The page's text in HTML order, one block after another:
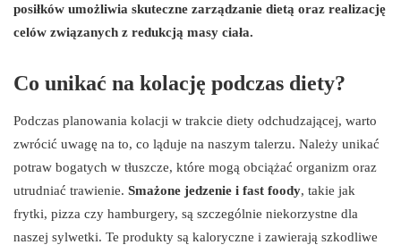
posiłków umożliwia skuteczne zarządzanie dietą oraz realizację
celów związanych z redukcją masy ciała.
Co unikać na kolację podczas diety?
Podczas planowania kolacji w trakcie diety odchudzającej, warto
zwrócić uwagę na to, co ląduje na naszym talerzu. Należy unikać
potraw bogatych w tłuszcze, które mogą obciążać organizm oraz
utrudniać trawienie. Smażone jedzenie i fast foody, takie jak
frytki, pizza czy hamburgery, są szczególnie niekorzystne dla
naszej sylwetki. Te produkty są kaloryczne i zawierają szkodliwe